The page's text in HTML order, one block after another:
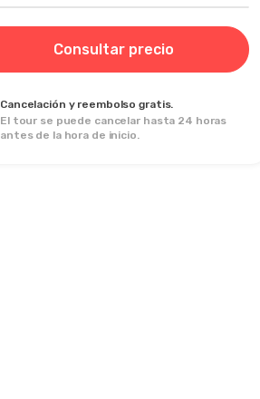
Consultar precio
Cancelación y reembolso gratis.
El tour se puede cancelar hasta 24 horas
antes de la hora de inicio.